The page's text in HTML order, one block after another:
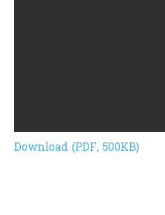
Download (PDF, 500KB)